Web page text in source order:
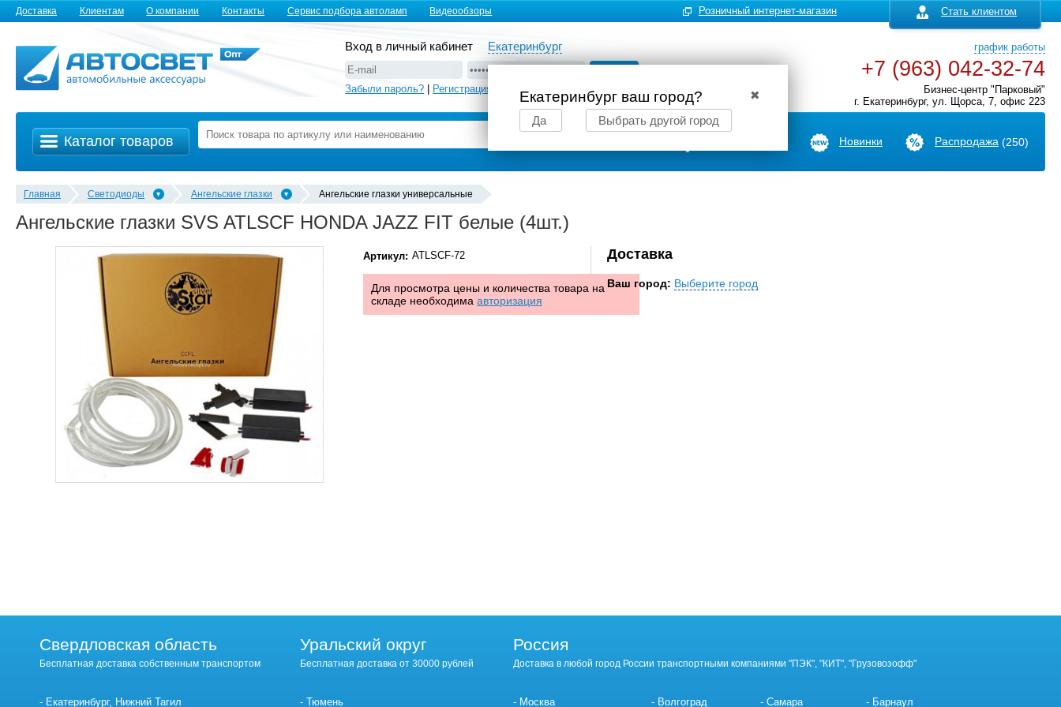
Доставка Клиентам О компании Контакты Сервис подбора автоламп Видеообзоры Стать клиентом
Розничный интернет-магазин
Вход в личный кабинет Екатеринбург
✖
Екатеринбург ваш город?
Да Выбрать другой город
Забыли пароль? Регистрация
график работы
+7 (963) 042-32-74
Бизнес-центр "Парковый"
г. Екатеринбург, ул. Щорса, 7, офис 223
Каталог товаров Новинки Распродажа (250)
Главная Светодиоды Ангельские глазки Ангельские глазки универсальные
Ангельские глазки SVS ATLSCF HONDA JAZZ FIT белые (4шт.)
Артикул: ATLSCF-72
Для просмотра цены и количества товара на
складе необходима авторизация
Доставка
Ваш город: Выберите город
Свердловская область
Бесплатная доставка собственным транспортом
Екатеринбург, Нижний Тагил
Уральский округ
Бесплатная доставка от 30000 рублей
Тюмень
Россия
Доставка в любой город России транспортными компаниями "ПЭК", "КИТ", "Грузовозофф"
Москва Волгоград Самара Барнаул